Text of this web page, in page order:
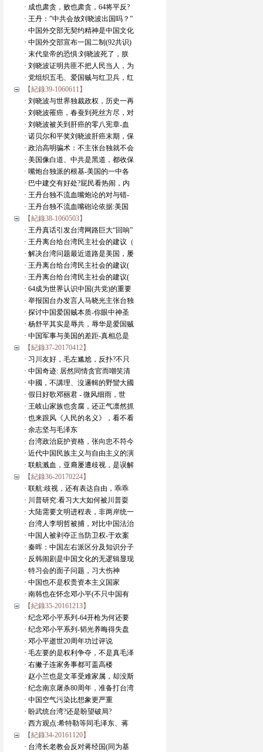
· 成也肃贪，败也肃贪，64将平反?
· 王丹：”中共会放刘晓波出国吗？”
· 中国外交部无契约精神是中国文化
· 中国外交部宣布一国二制(92共识)
· 末代皇帝的恐惧:刘晓波死了，朕
· 刘晓波证明共匪不把人民当人，为
· 党组织五毛、爱国贼与红卫兵，红
【紀錄39-1060611】
· 刘晓波与世界独裁政权，历史一再
· 刘晓波罹癌，春蚕到死丝方尽，对
· 刘晓波被关到肝癌的零八宪章-血
· 诺贝尔和平奖刘晓波肝癌末期，保
· 政治高明骗术：不主张台独就不会
· 美国像白道、中共是黑道，都收保
· 嘴炮台独派的根基-美国的一中各
· 巴中建交有好处?屁民看热闹，内
· 王丹台独不流血嘴炮论的对与错-
· 王丹台独不流血嘴砲论依据:美国
【紀錄38-1060503】
· 王丹真话引发台湾网路巨大“回响”
· 王丹离台给台湾民主社会的建议（
· 解决台湾问题最近道路是美国，屡
· 王丹离台给台湾民主社会的建议(
· 王丹离台给台湾民主社会的建议(
· 64成为世界认识中国(共党)的重要
· 举报国台办发言人马晓光主张台独
· 探讨中国爱国贼本质-你眼中神圣
· 杨舒平其实是辱共，辱华是爱国贼
· 中国军事与美国的差距-真相总是
【紀錄37-20170412】
· 习川友好，毛左尴尬，反扑?不只
· 中国奇迹: 居然同情贪官而嘲笑清
· 中國，不講理、沒邏輯的野蠻大國
· 假日好歌邓丽君 - 微风细雨，世
· 王岐山家族也贪腐，还正气凛然抓
· 也来跟风《人民的名义》，看不看
· 余志坚与毛泽东
· 台湾政治庇护资格，张向忠不符今
· 近代中国民族主义与自由主义的演
· 联航溅血，亚裔屡遭歧视，是误解
【紀錄36-20170224】
· 联航:歧视，还有表达自由，乖乖
· 川普研究:看习大大如何被川普耍
· 大陆需要文明进程表，非两岸统一
· 台湾人李明哲被捕，对比中国法治
· 中国人被剥夺正当防卫权-于欢案
· 秦晖：中国左右派区分及知识分子
· 反韩闹剧是中国文化的无逻辑显现
· 特习会的面子问题，习大伤神
· 中国也不是权贵资本主义国家
· 南韩也在怀念邓小平(不只中国有
【紀錄35-20161213】
· 纪念邓小平系列-64开枪为何还要
· 纪念邓小平系列-韬光养晦得失盘
· 邓小平逝世20周年功过评说
· 毛左要的是权利争夺，不是真毛泽
· 右撇子连家务事都可盖高楼
· 赵小兰也是文革受难家属，却没斯
· 纪念南京屠杀80周年，准备打台湾
· 中国空气污染比想象更严重
· 盼武统台湾?还是盼望破局?
· 西方观点:希特勒等同毛泽东、蒋
【紀錄34-20161120】
· 台湾长老教会反对蒋经国(同为基